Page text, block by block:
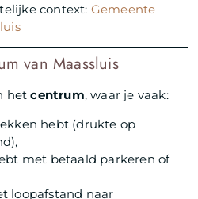
context: Gemeente
van Maassluis
hetcentrum, waar je vaak:
hebt (drukte op
met betaald parkeren of
loopafstand naar